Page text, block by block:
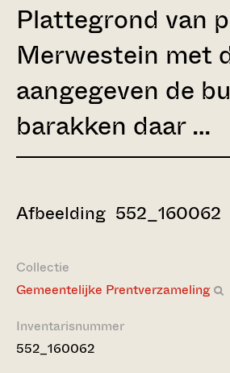
Plattegrond van
Merwestein met
aangegeven de
barakken daar …
Afbeelding 552_160062
Collectie
Gemeentelijke Prentverzameling
Inventarisnummer
552_160062